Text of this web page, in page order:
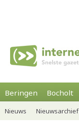
Beringen Bocholt
Nieuws Nieuwsarchief